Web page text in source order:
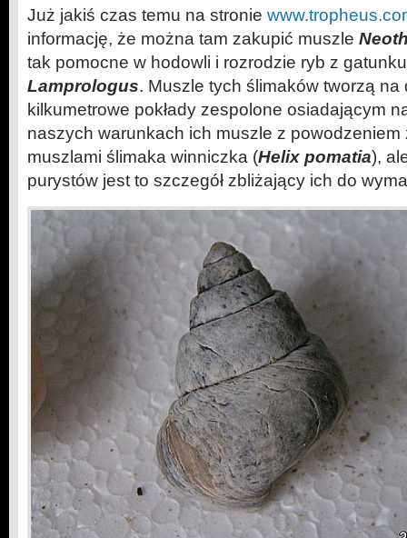
Już jakiś czas temu na stronie
informację, że można tam zakupić muszle
tak pomocne w hodowli i rozrodzie ryb z
Lamprologus. Muszle tych ślimaków tworzą
kilkumetrowe pokłady zespolone osiadającym
naszych warunkach ich muszle z
muszlami ślimaka winniczka (Helix pomatia),
purystów jest to szczegół zbliżający ich do